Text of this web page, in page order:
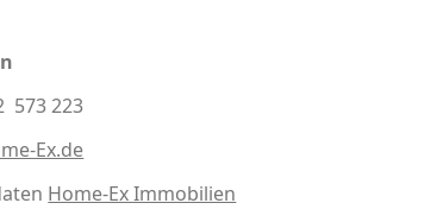
573 223
Ex.de
Home-Ex Immobilien